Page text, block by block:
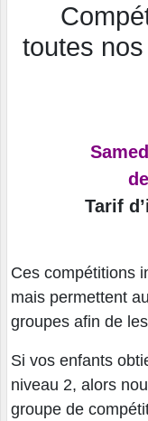
toutes
Tarif
Ces compétitions
mais permettent
groupes afin de
Si vos enfants
niveau 2, alors
groupe de